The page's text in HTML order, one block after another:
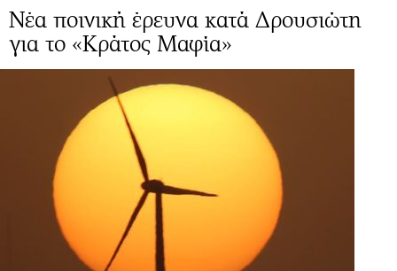
Νέα ποινική έρευνα κατά Δρουσιώτη
για το «Κράτος Μαφία»